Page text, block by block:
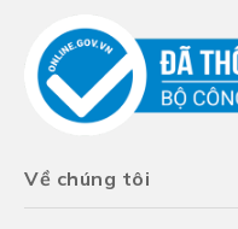
Về chúng tôi